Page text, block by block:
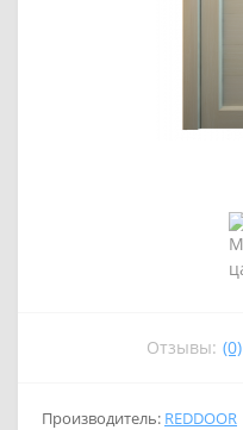
Отзывы: (0)
Производитель: REDDOOR